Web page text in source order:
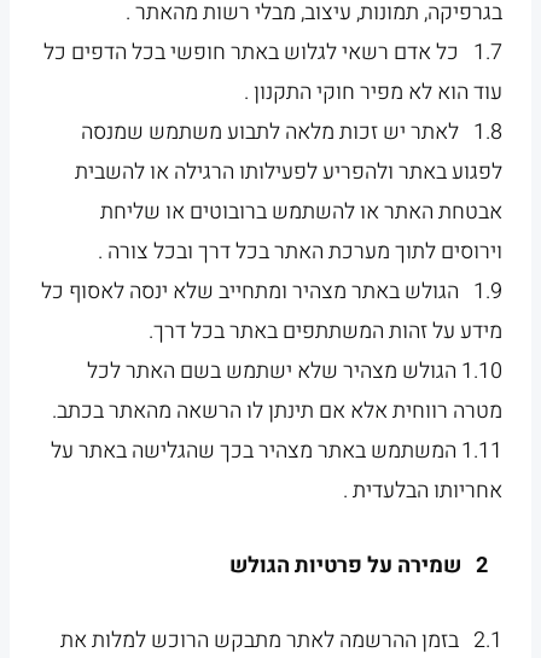
בגרפיקה, תמונות, עיצוב, מבלי רשות מהאתר .
1.7 כל אדם רשאי לגלוש באתר חופשי בכל הדפים כל
עוד הוא לא מפיר חוקי התקנון .
1.8 לאתר יש זכות מלאה לתבוע משתמש שמנסה
לפגוע באתר ולהפריע לפעילותו הרגילה או להשבית
אבטחת האתר או להשתמש ברובוטים או שליחת
וירוסים לתוך מערכת האתר בכל דרך ובכל צורה .
1.9 הגולש באתר מצהיר ומתחייב שלא ינסה לאסוף כל
מידע על זהות המשתתפים באתר בכל דרך.
1.10 הגולש מצהיר שלא ישתמש בשם האתר לכל
מטרה רווחית אלא אם תינתן לו הרשאה מהאתר בכתב.
1.11 המשתמש באתר מצהיר בכך שהגלישה באתר על
אחריותו הבלעדית .
2 שמירה על פרטיות הגולש
2.1 בזמן ההרשמה לאתר מתבקש הרוכש למלות את